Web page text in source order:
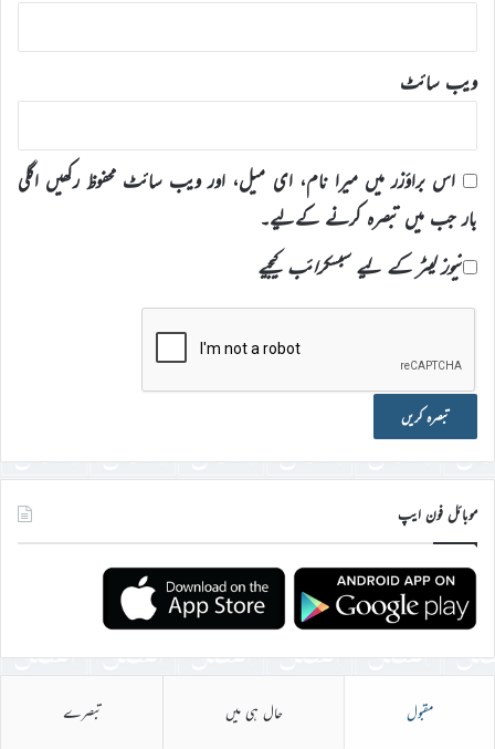
ویب‌ سائٹ
اس براؤزر میں میرا نام، ای میل، اور ویب سائٹ محفوظ رکھیں اگلی
بار جب میں تبصرہ کرنے کےلیے۔
نیوز لیٹر کے لیے سبسکرائب کیجیے
موبائل فون ایپ
مقبول حال ہی میں تبصرے